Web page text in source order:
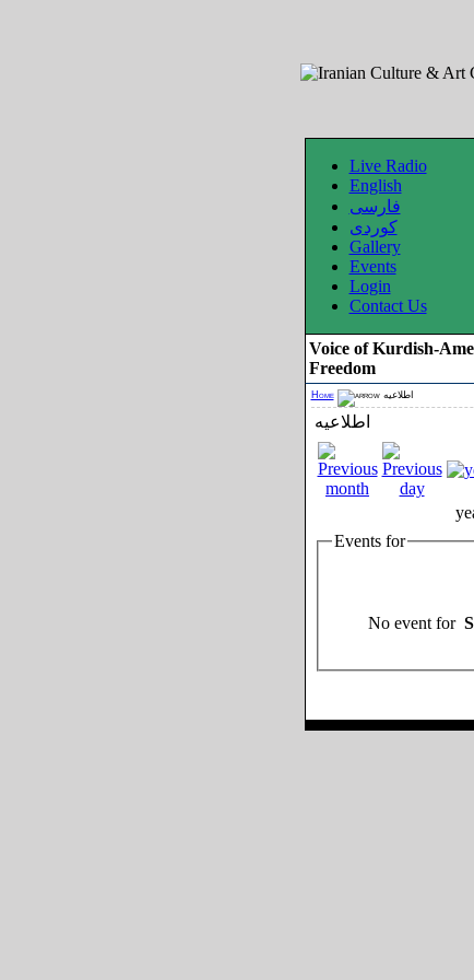
Live Radio
English
فارسی
کوردی
Gallery
Events
Login
Contact Us
Voice of Kurdish-
Freedom
Home اطلاعیه
اطلاعیه
Events for
No event for